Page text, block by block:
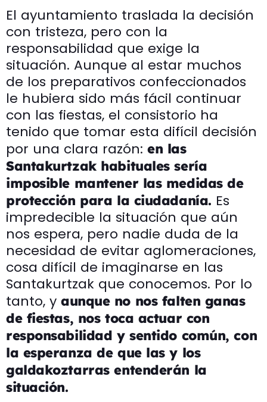
El ayuntamiento traslada la decisión
con tristeza, pero con la
responsabilidad que exige la
situación. Aunque al estar muchos
de los preparativos confeccionados
le hubiera sido más fácil continuar
con las fiestas, el consistorio ha
tenido que tomar esta difícil decisión
por una clara razón: en las
Santakurtzak habituales sería
imposible mantener las medidas de
protección para la ciudadanía. Es
impredecible la situación que aún
nos espera, pero nadie duda de la
necesidad de evitar aglomeraciones,
cosa difícil de imaginarse en las
Santakurtzak que conocemos. Por lo
tanto, y aunque no nos falten ganas
de fiestas, nos toca actuar con
responsabilidad y sentido común, con
la esperanza de que las y los
galdakoztarras entenderán la
situación.